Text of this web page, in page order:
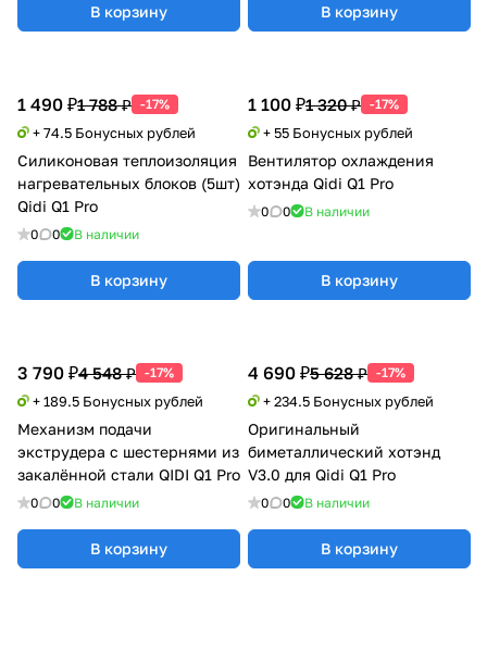
В корзину В корзину
1 100 ₽1 320 ₽ -17%
+ 55 Бонусных рублей
Вентилятор охлаждения
хотэнда Qidi Q1 Pro
0 0 В наличии
В корзину
3 790 ₽4 548 ₽ -17%
+ 189.5 Бонусных рублей
Механизм подачи
экструдера с шестернями из
закалённой стали QIDI Q1 Pro
0 0 В наличии
В корзину
4 690 ₽5 628 ₽ -17%
+ 234.5 Бонусных рублей
Оригинальный
биметаллический хотэнд
V3.0 для Qidi Q1 Pro
0 0 В наличии
В корзину
1 490 ₽1 788 ₽ -17%
+ 74.5 Бонусных рублей
Силиконовая теплоизоляция
нагревательных блоков (5шт)
Qidi Q1 Pro
0 0 В наличии
В корзину